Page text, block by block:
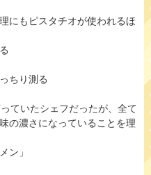
にもピスタチオが使われるほ
ちり測る
ていたシェフだったが、全て
の濃さになっていることを理
ン」